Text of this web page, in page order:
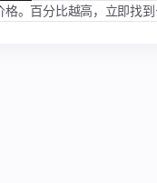
。百分比越高，立即找到